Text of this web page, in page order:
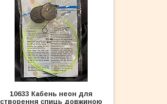
10633 Кабень неон для
створення спиць довжиною